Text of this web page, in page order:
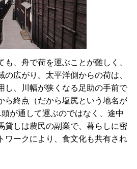
、舟で荷を運ぶことが難しく、
の広がり。太平洋側からの荷は、
し、川幅が狭くなる足助の手前で
ら終点（だから塩尻という地名が
が通して運ぶのではなく、途中
貸しは農民の副業で、暮らしに密
ワークにより、食文化も共有され